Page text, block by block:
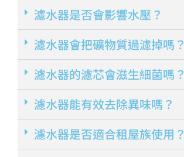
濾水器是否會影響水壓？
濾水器會把礦物質過濾掉嗎？
濾水器的濾芯會滋生細菌嗎？
濾水器能有效去除異味嗎？
濾水器是否適合租屋族使用？